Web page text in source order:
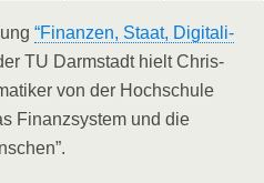
“Finan­zen, Staat, Digi­ta­li­
TU Darm­stadt hielt Chris­
von der Hoch­schu­le
Finanz­sys­tem und die